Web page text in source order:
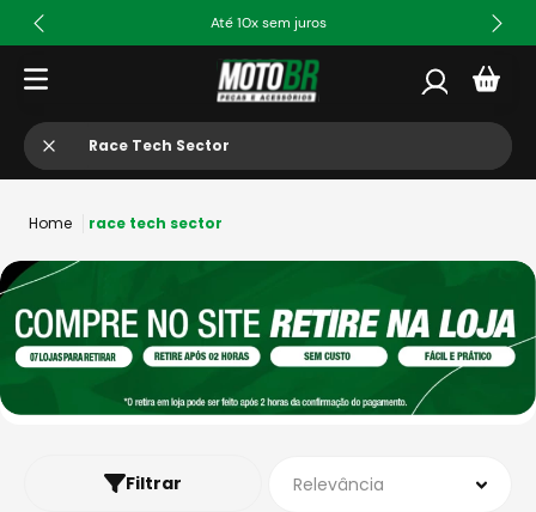
Até 10x sem juros
O que você busca?
race tech sector
Filtrar Relevância